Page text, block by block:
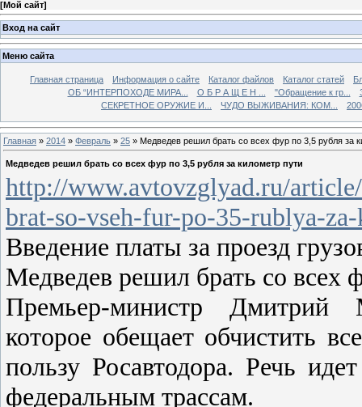
[Мой сайт]
Вход на сайт
Меню сайта
Главная страница Информация о сайте Каталог файлов Каталог статей
ОБ “ИНТЕРПОХОДЕ МИРА...
О Б Р А Щ Е Н ... "Обращение к гр...
СЕКРЕТНОЕ ОРУЖИЕ И...
ЧУДО ВЫЖИВАНИЯ: КОМ...
Главная » 2014 » Февраль » 25 » Медведев решил брать со всех фур по 3,5 рубля за
Медведев решил брать со всех фур по 3,5 рубля за километр пути
http://www.avtovzglyad.ru/
brat-so-vseh-fur-po-35-rublya-
Введение платы за проезд
Медведев решил брать со всех
Премьер-министр Дмитрий
которое обещает обчистить
пользу Росавтодора. Речь
федеральным трассам.